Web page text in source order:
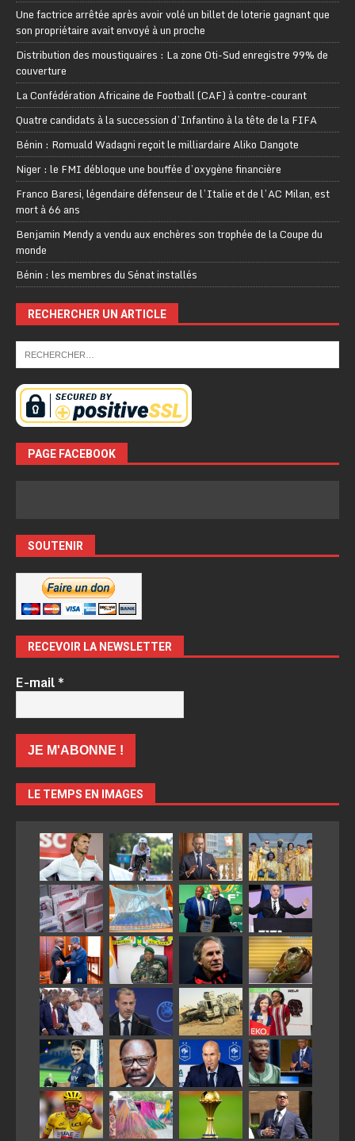
Une factrice arrêtée après avoir volé un billet de loterie gagnant que
son propriétaire avait envoyé à un proche
Distribution des moustiquaires : La zone Oti-Sud enregistre 99% de
couverture
La Confédération Africaine de Football (CAF) à contre-courant
Quatre candidats à la succession d’Infantino à la tête de la FIFA
Bénin : Romuald Wadagni reçoit le milliardaire Aliko Dangote
Niger : le FMI débloque une bouffée d’oxygène financière
Franco Baresi, légendaire défenseur de l’Italie et de l’AC Milan, est
mort à 66 ans
Benjamin Mendy a vendu aux enchères son trophée de la Coupe du
monde
Bénin : les membres du Sénat installés
RECHERCHER UN ARTICLE
PAGE FACEBOOK
SOUTENIR
RECEVOIR LA NEWSLETTER
E-mail*
LE TEMPS EN IMAGES